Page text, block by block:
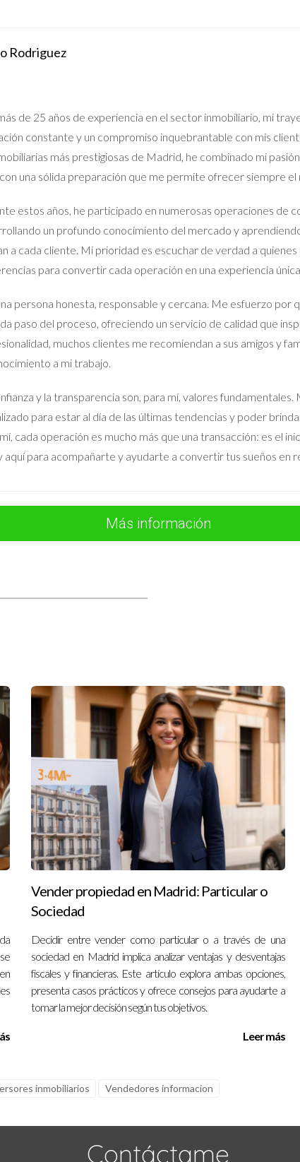
inmobiliarias o gastos notariales) pueden ser deducibles.
al principio, pero con la información adecuada y un
Recuerda siempre consultar con un profesional si tienes
dinero y estrés a largo plazo. Si estás pensando en vender
contactar conmigo. Estoy aquí para ayudarte en cada paso
la venta?
de adquisición (más gastos) del precio de venta.
del precio que pagué?
ganancia patrimonial que declarar; sin embargo,
el dinero?
ser muy útil para optimizar tu declaración y asegurarte de
Rodriguez
de 25 años de experiencia en el sector inmobiliario, mi
constante y un compromiso inquebrantable con mis
más prestigiosas de Madrid, he combinado mi
una sólida preparación que me permite ofrecer siempre el
estos años, he participado en numerosas operaciones de
un profundo conocimiento del mercado y
a cada cliente. Mi prioridad es escuchar de verdad a
para convertir cada operación en una experiencia
persona honesta, responsable y cercana. Me esfuerzo por
paso del proceso, ofreciendo un servicio de calidad que
muchos clientes me recomiendan a sus amigos y
a mi trabajo.
y la transparencia son, para mí, valores
para estar al día de las últimas tendencias y poder
cada operación es mucho más que una transacción: es el
aquí para acompañarte y ayudarte a convertir tus sueños en
Más información
Vender propiedad en Madrid: Particular o
Sociedad
Decidir entre vender como particular o a través de una
sociedad en Madrid implica analizar ventajas y desventajas
fiscales y financieras. Este artículo explora ambas opciones,
presenta casos prácticos y ofrece consejos para ayudarte a
tomar la mejor decisión según tus objetivos.
Leer más
inmobiliarios Vendedores informacion
Contáctame